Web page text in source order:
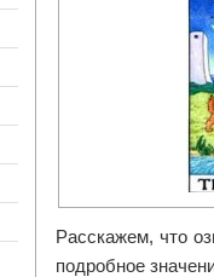
Расскажем, что
подробное